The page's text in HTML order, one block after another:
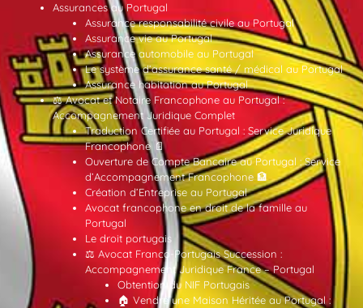
Assurances au Portugal
Assurance responsabilité civile au Portugal
Assurance vie au Portugal
Assurance automobile au Portugal
Le système d’assurance santé / médical au Portugal
Assurance habitation au Portugal
⚖️ Avocat et Notaire Francophone au Portugal :
Accompagnement Juridique Complet
Traduction Certifiée au Portugal : Service Juridique
Francophone 📄
Ouverture de Compte Bancaire au Portugal : Service
d’Accompagnement Francophone 🏦
Création d’Entreprise au Portugal
Avocat francophone en droit de la famille au
Portugal
Le droit portugais
⚖️ Avocat Franco-Portugais Succession :
Accompagnement Juridique France – Portugal
Obtention du NIF Portugais
🏠 Vendre une Maison Héritée au Portugal :